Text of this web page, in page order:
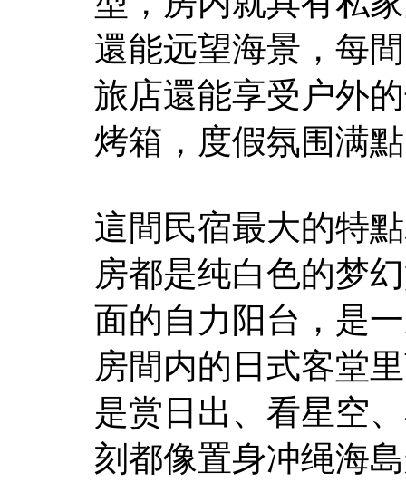
還能远望海景，每
旅店還能享受户外
烤箱，度假氛围满
這間民宿最大的特
房都是纯白色的梦
面的自力阳台，是
房間内的日式客堂
是赏日出、看星空
刻都像置身冲绳海